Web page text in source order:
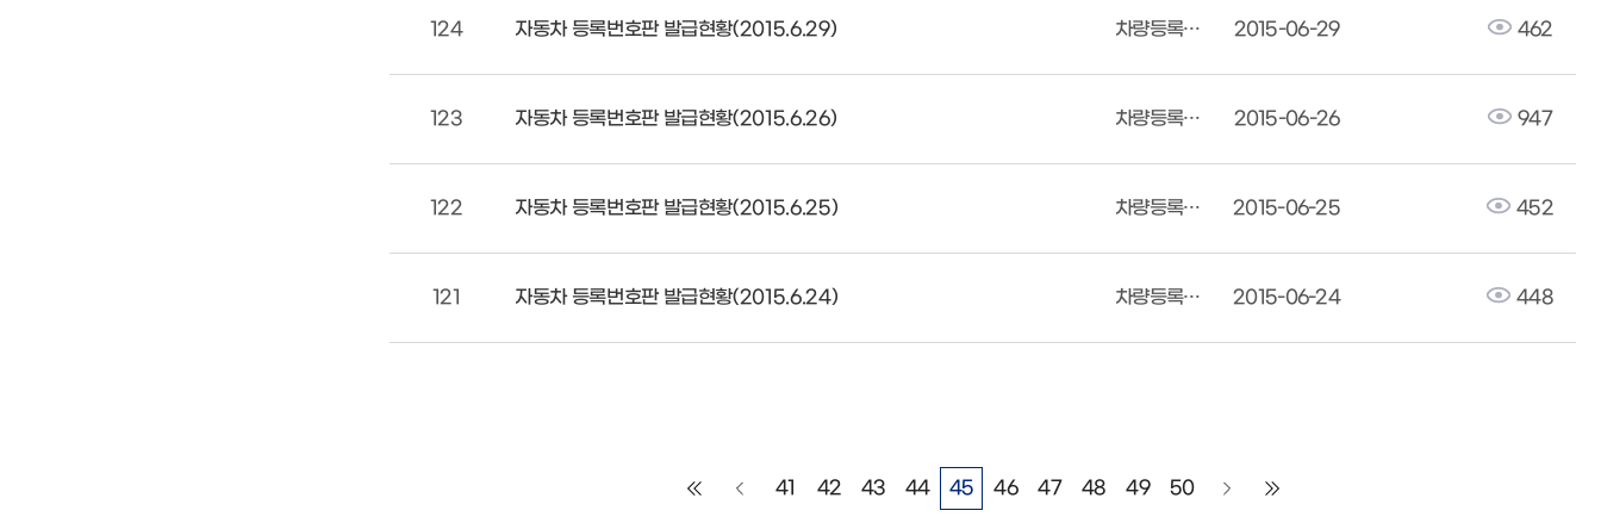
124 자동차 등록번호판 발급현황(2015.6.29) 차량등록사업소 2015-06-29 462
123 자동차 등록번호판 발급현황(2015.6.26) 차량등록사업소 2015-06-26 947
122 자동차 등록번호판 발급현황(2015.6.25) 차량등록사업소 2015-06-25 452
121 자동차 등록번호판 발급현황(2015.6.24) 차량등록사업소 2015-06-24 448
41 42 43 44 45 46 47 48 49 50